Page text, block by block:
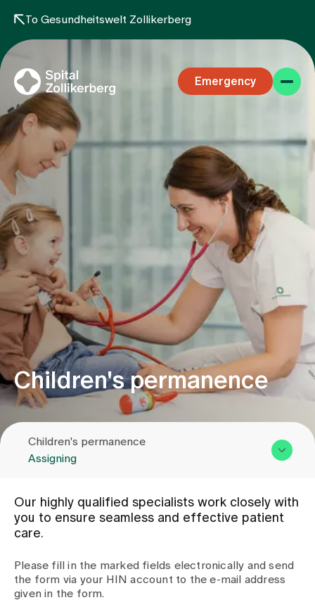
To Gesundheitswelt Zollikerberg
Emergency
Specialist areas
Stay
Team
Assigning
Events
About us
Latest news
Contact us
Children's permanence
Children's permanence
Assigning
Overview & Services
Team
Assigning
Our highly qualified specialists work closely with
you to ensure seamless and effective patient
care.
Please fill in the marked fields electronically and send
the form via your HIN account to the e-mail address
given in the form.